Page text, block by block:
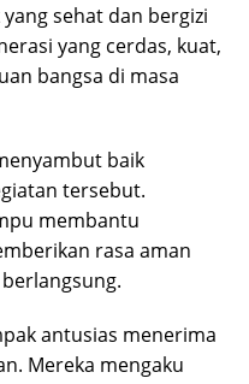
sehat dan bergizi
yang cerdas, kuat,
bangsa di masa
baik
tersebut.
membantu
rasa aman
antusias menerima
Mereka mengaku